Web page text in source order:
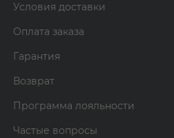
Условия доставки
Оплата заказа
Гарантия
Возврат
Программа лояльности
Частые вопросы